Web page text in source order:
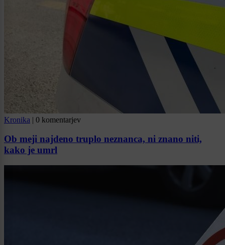
Kronika | 0 komentarjev
Ob meji najdeno truplo neznanca, ni znano niti,
kako je umrl